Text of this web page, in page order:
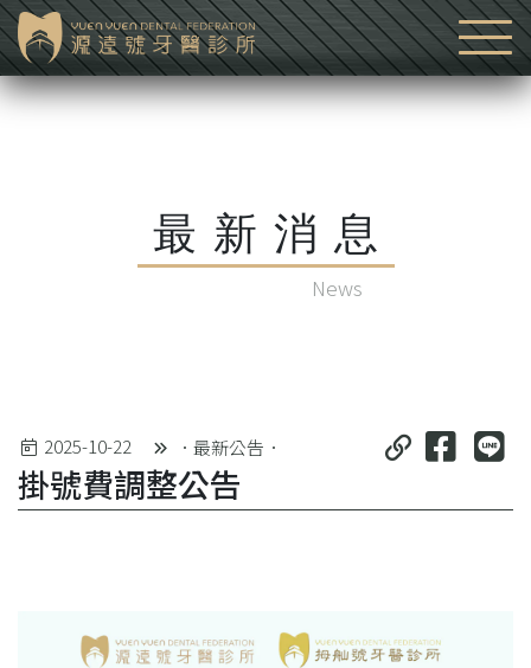
最新消息
News
2025-10-22 ．最新公告．
掛號費調整公告